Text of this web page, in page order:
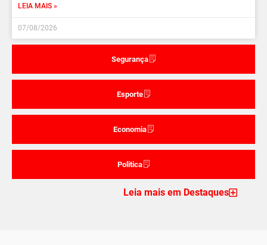
Segurança
Esporte
Economia
Politica
LEIA MAIS »
07/08/2026
Leia mais em Destaques